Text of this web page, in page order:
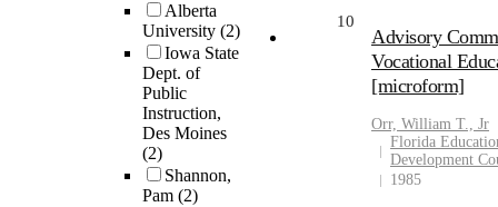
Alberta
University (2)
Iowa State
Dept. of
Public
Instruction,
Des Moines
(2)
Shannon,
Pam (2)
10
Advisory
Vocational
[microform]
Orr, William T., Jr
Florida
Development
1985